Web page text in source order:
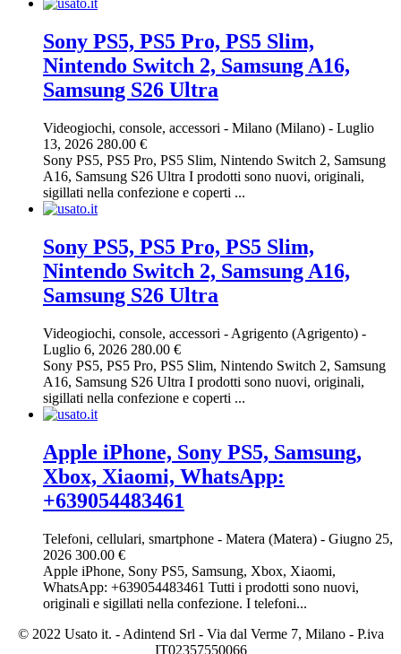
Sony PS5, PS5 Pro, PS5 Slim,
Nintendo Switch 2, Samsung A16,
Samsung S26 Ultra
Videogiochi, console, accessori - Milano (Milano) - Luglio
13, 2026 280.00 €
Sony PS5, PS5 Pro, PS5 Slim, Nintendo Switch 2, Samsung
A16, Samsung S26 Ultra I prodotti sono nuovi, originali,
sigillati nella confezione e coperti ...
Sony PS5, PS5 Pro, PS5 Slim,
Nintendo Switch 2, Samsung A16,
Samsung S26 Ultra
Videogiochi, console, accessori - Agrigento (Agrigento) -
Luglio 6, 2026 280.00 €
Sony PS5, PS5 Pro, PS5 Slim, Nintendo Switch 2, Samsung
A16, Samsung S26 Ultra I prodotti sono nuovi, originali,
sigillati nella confezione e coperti ...
Apple iPhone, Sony PS5, Samsung,
Xbox, Xiaomi, WhatsApp:
+639054483461
Telefoni, cellulari, smartphone - Matera (Matera) - Giugno 25,
2026 300.00 €
Apple iPhone, Sony PS5, Samsung, Xbox, Xiaomi,
WhatsApp: +639054483461 Tutti i prodotti sono nuovi,
originali e sigillati nella confezione. I telefoni...
© 2022 Usato it. - Adintend Srl - Via dal Verme 7, Milano - P.iva
IT02357550066